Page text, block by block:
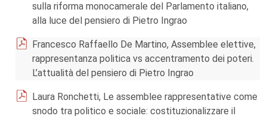
sulla riforma monocamerale del Parlamento italiano,
alla luce del pensiero di Pietro Ingrao
Francesco Raffaello De Martino, Assemblee elettive,
rappresentanza politica vs accentramento dei poteri.
L’attualità del pensiero di Pietro Ingrao
Laura Ronchetti, Le assemblee rappresentative come
snodo tra politico e sociale: costituzionalizzare il